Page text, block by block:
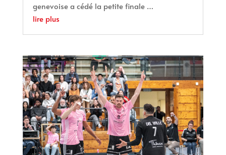
genevoise a cédé la petite finale …
lire plus